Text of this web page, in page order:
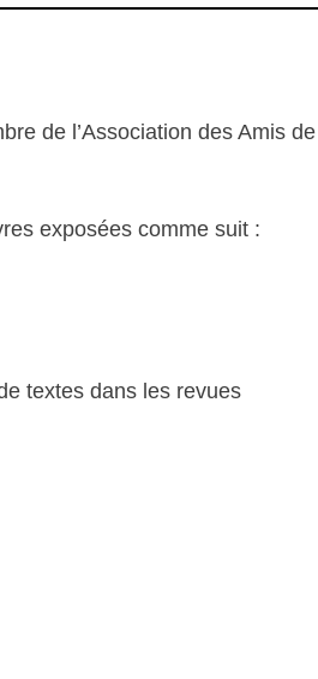
de l’Association des Amis
exposées comme suit :
textes dans les revues